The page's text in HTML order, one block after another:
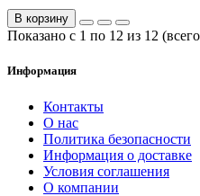
В корзину
Показано с 1 по 12 из 12
Информация
Контакты
О нас
Политика безопасности
Информация о доставке
Условия соглашения
О компании